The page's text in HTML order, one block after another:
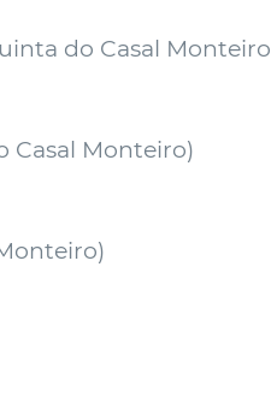
do Casal Monteiro
Casal Monteiro)
)